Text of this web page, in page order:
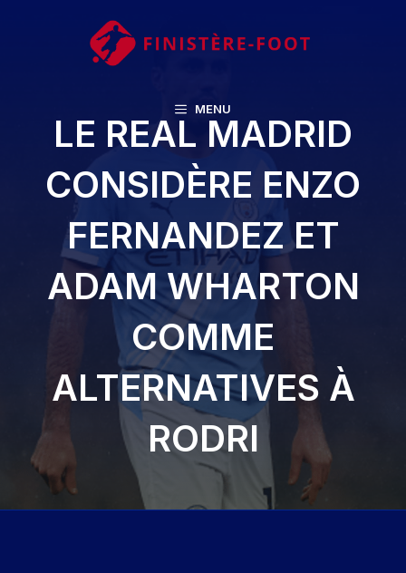
MENU
LE REAL MADRID
CONSIDÈRE ENZO
FERNANDEZ ET
ADAM WHARTON
COMME
ALTERNATIVES À
RODRI